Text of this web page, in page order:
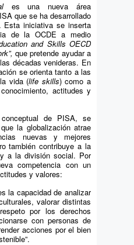
es una nueva área
que se ha desarrollado
Esta iniciativa se inserta
de la OCDE a medio
and Skills OECD
que pretende ayudar a
décadas venideras. En
se orienta tanto a las
vida (life skills) como a
actitudes y
de PISA, se
la globalización atrae
nuevas y mejores
también contribuye a la
a la división social. Por
competencia con un
y valores:
la capacidad de analizar
valorar distintas
por los derechos
con personas de
acciones por el bien